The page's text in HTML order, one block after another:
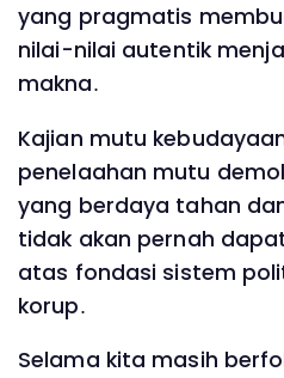
yang pragmatis
nilai-nilai autentik
makna.
Kajian mutu
penelaahan mutu
yang berdaya tahan
tidak akan pernah
atas fondasi sistem
korup.
Selama kita masih